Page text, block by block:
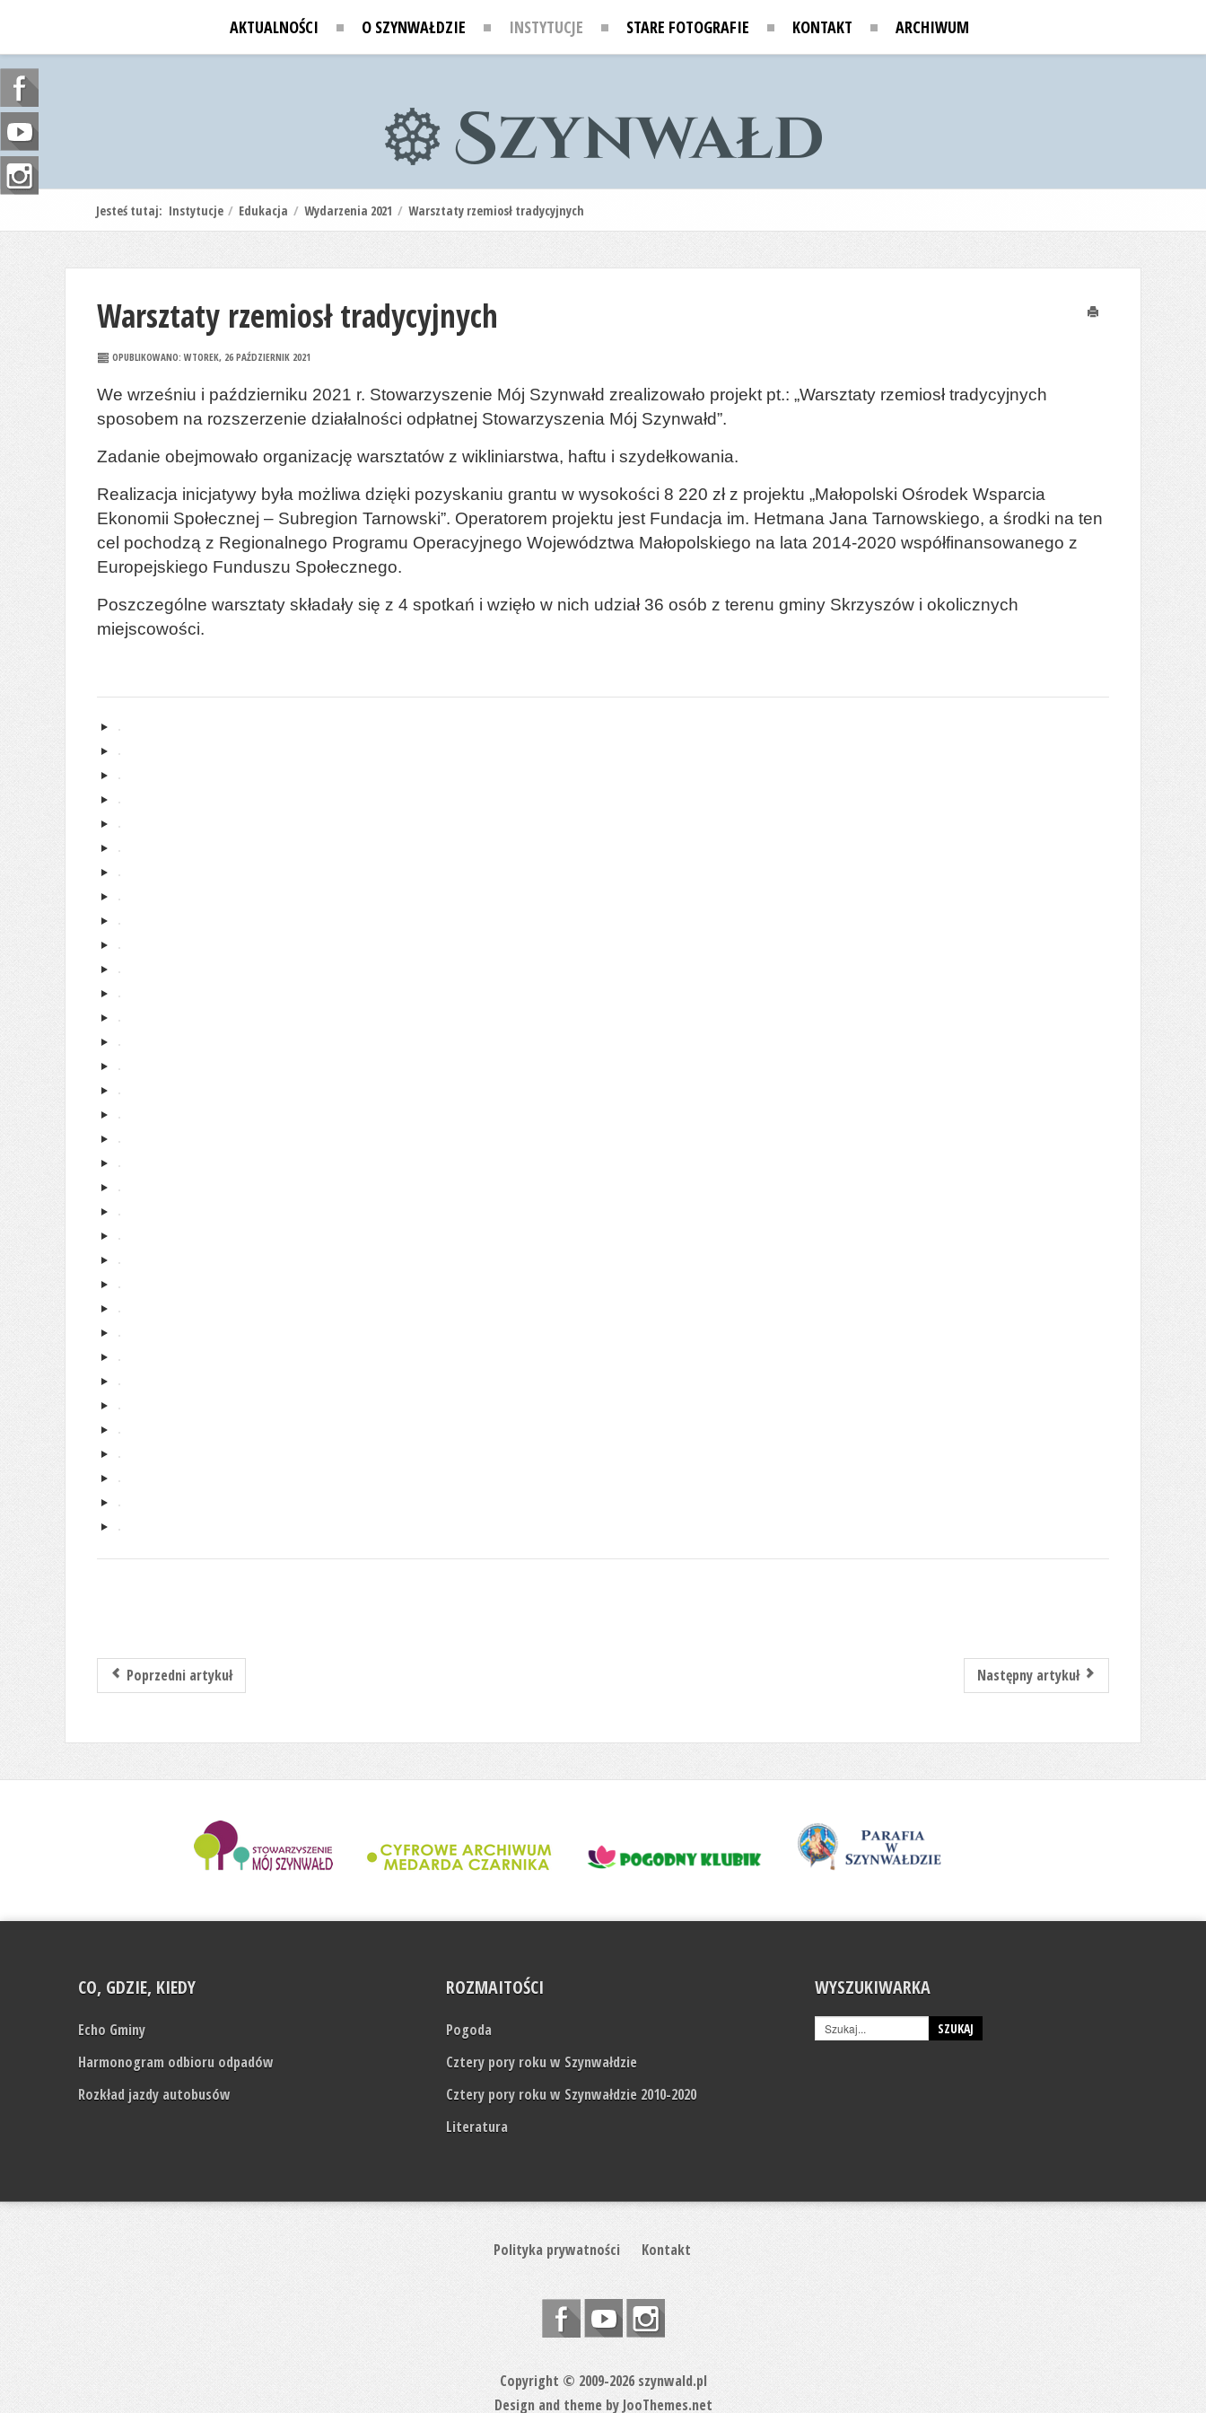
AKTUALNOŚCI O SZYNWAŁDZIE INSTYTUCJE STARE FOTOGRAFIE KONTAKT ARCHIWUM
Jesteś tutaj: Instytucje / Edukacja / Wydarzenia 2021 / Warsztaty rzemiosł tradycyjnych
Warsztaty rzemiosł tradycyjnych
OPUBLIKOWANO: WTOREK, 26 PAŹDZIERNIK 2021
We wrześniu i październiku 2021 r. Stowarzyszenie Mój Szynwałd zrealizowało projekt pt.: „Warsztaty rzemiosł tradycyjnych
sposobem na rozszerzenie działalności odpłatnej Stowarzyszenia Mój Szynwałd”.
Zadanie obejmowało organizację warsztatów z wikliniarstwa, haftu i szydełkowania.
Realizacja inicjatywy była możliwa dzięki pozyskaniu grantu w wysokości 8 220 zł z projektu „Małopolski Ośrodek Wsparcia
Ekonomii Społecznej – Subregion Tarnowski”. Operatorem projektu jest Fundacja im. Hetmana Jana Tarnowskiego, a środki na ten
cel pochodzą z Regionalnego Programu Operacyjnego Województwa Małopolskiego na lata 2014-2020 współfinansowanego z
Europejskiego Funduszu Społecznego.
Poszczególne warsztaty składały się z 4 spotkań i wzięło w nich udział 36 osób z terenu gminy Skrzyszów i okolicznych
miejscowości.
Poprzedni artykuł Następny artykuł
CO, GDZIE, KIEDY
Echo Gminy
Harmonogram odbioru odpadów
Rozkład jazdy autobusów
ROZMAITOŚCI
Pogoda
Cztery pory roku w Szynwałdzie
Cztery pory roku w Szynwałdzie 2010-2020
Literatura
WYSZUKIWARKA
SZUKAJ
Polityka prywatności Kontakt
Copyright © 2009-2026 szynwald.pl
Design and theme by JooThemes.net